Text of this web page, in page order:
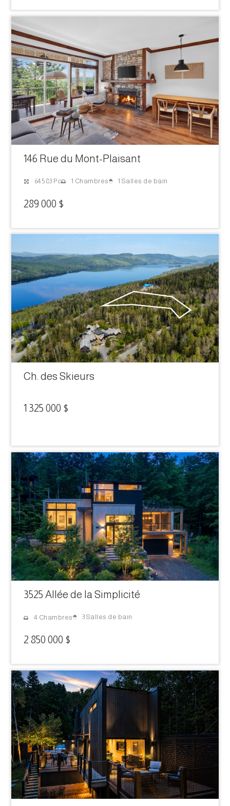
146 Rue du Mont-Plaisant
645.83 Pc 1 Chambres 1 Salles de bain
289 000 $
Ch. des Skieurs
1 325 000 $
3525 Allée de la Simplicité
4 Chambres 3 Salles de bain
2 850 000 $